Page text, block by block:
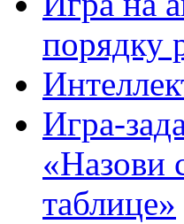
порядку
Игра-
«Назови
таблице»